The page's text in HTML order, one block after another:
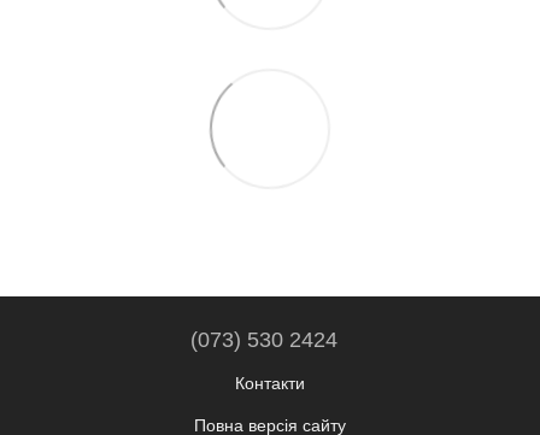
(073) 530 2424
Контакти
Повна версія сайту